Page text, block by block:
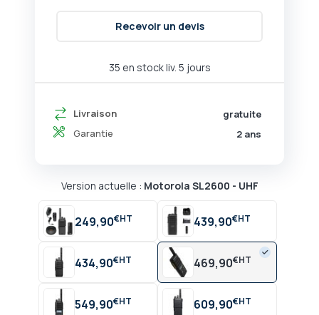
35 en stock liv. 5 jours
Livraison
gratuite
Garantie
2 ans
Recevoir un devis
Version actuelle : Motorola SL2600 - UHF
249,90€ 439,90€
434,90€ 469,90€
549,90€ 609,90€